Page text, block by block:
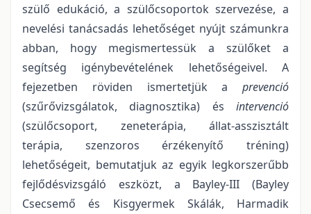
szülő edukáció, a szülőcsoportok szervezése, a
nevelési tanácsadás lehetőséget nyújt számunkra
abban, hogy megismertessük a szülőket a
segítség igénybevételének lehetőségeivel. A
fejezetben röviden ismertetjük a prevenció
(szűrővizsgálatok, diagnosztika) és intervenció
(szülőcsoport, zeneterápia, állat-asszisztált
terápia, szenzoros érzékenyítő tréning)
lehetőségeit, bemutatjuk az egyik legkorszerűbb
fejlődésvizsgáló eszközt, a Bayley-III (Bayley
Csecsemő és Kisgyermek Skálák, Harmadik